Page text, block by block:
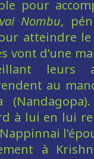
pour
Nombu,
atteindre
vont d’une
leurs
au
à lui en lui
à